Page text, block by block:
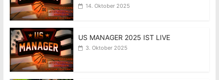
14. Oktober 2025
US MANAGER 2025 IST LIVE
3. Oktober 2025